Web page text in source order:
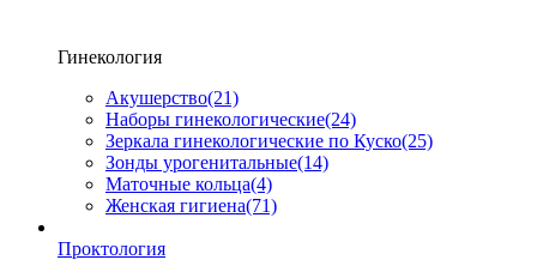
Гинекология
Акушерство(21)
Наборы гинекологические(24)
Зеркала гинекологические по Куско(25)
Зонды урогенитальные(14)
Маточные кольца(4)
Женская гигиена(71)
Проктология